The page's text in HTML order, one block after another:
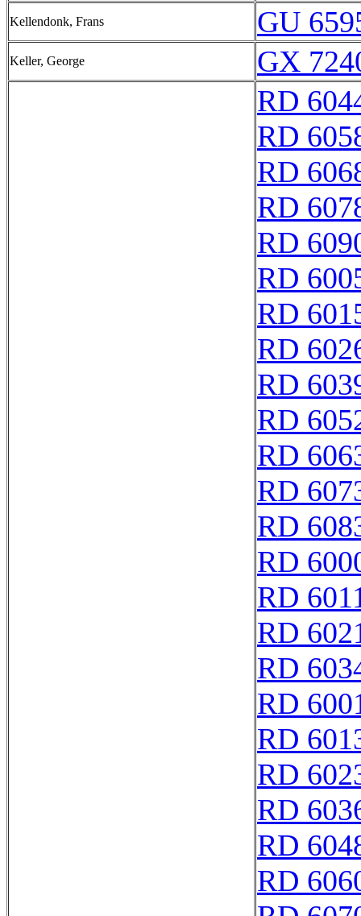
Kellendonk, Frans GU
Keller, George
GX
RD
RD
RD
RD
RD
RD
RD
RD
RD
RD
RD
RD
RD
RD
RD
RD
RD
RD
RD
RD
RD
RD
RD